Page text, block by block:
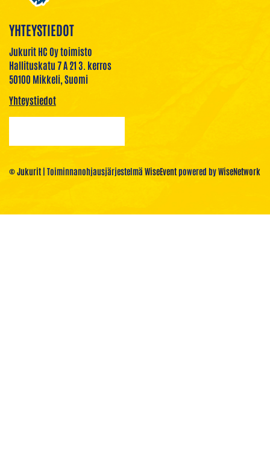
YHTEYSTIEDOT
Jukurit HC Oy toimisto
Hallituskatu 7 A 21 3. kerros
50100 Mikkeli, Suomi
Yhteystiedot
© Jukurit | Toiminnanohjausjärjestelmä WiseEventpowered byWiseNetwork